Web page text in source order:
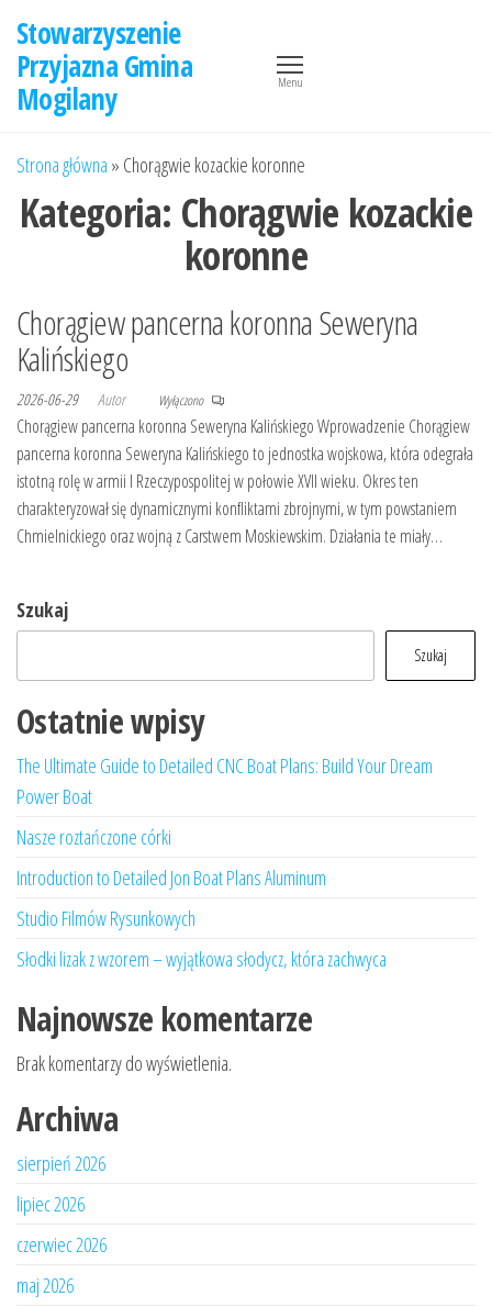
treści
Stowarzyszenie
Przyjazna Gmina
Mogilany
Menu
Strona główna » Chorągwie kozackie koronne
Kategoria: Chorągwie kozackie
koronne
Chorągiew pancerna koronna Seweryna
Kalińskiego
2026-06-29 Autor Wyłączono
Chorągiew pancerna koronna Seweryna Kalińskiego Wprowadzenie Chorągiew
pancerna koronna Seweryna Kalińskiego to jednostka wojskowa, która odegrała
istotną rolę w armii I Rzeczypospolitej w połowie XVII wieku. Okres ten
charakteryzował się dynamicznymi konfliktami zbrojnymi, w tym powstaniem
Chmielnickiego oraz wojną z Carstwem Moskiewskim. Działania te miały…
Szukaj
Szukaj
Ostatnie wpisy
The Ultimate Guide to Detailed CNC Boat Plans: Build Your Dream
Power Boat
Nasze roztańczone córki
Introduction to Detailed Jon Boat Plans Aluminum
Studio Filmów Rysunkowych
Słodki lizak z wzorem – wyjątkowa słodycz, która zachwyca
Najnowsze komentarze
Brak komentarzy do wyświetlenia.
Archiwa
sierpień 2026
lipiec 2026
czerwiec 2026
maj 2026